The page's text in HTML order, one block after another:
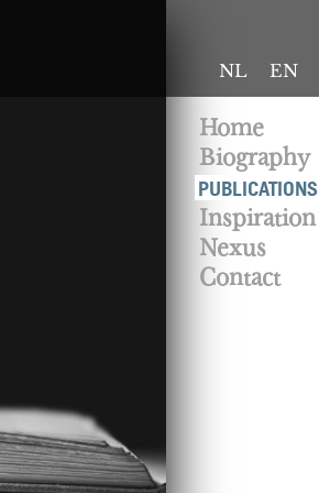
NL EN
Home
Biography
PUBLICATIONS
Inspiration
Nexus
Contact